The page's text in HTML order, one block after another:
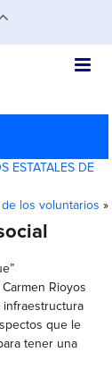
ESTATALES DE
los voluntarios »
Rioyos
infraestructura
que le
tener una